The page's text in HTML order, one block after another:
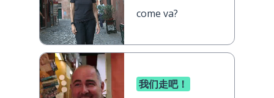
come va?
我们走吧！